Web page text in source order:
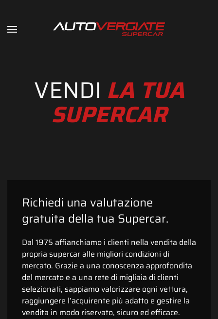
VENDI LA TUA
SUPERCAR
Richiedi una valutazione
gratuita della tua Supercar.
Dal 1975 affianchiamo i clienti nella vendita della
propria supercar alle migliori condizioni di
mercato. Grazie a una conoscenza approfondita
del mercato e a una rete di migliaia di clienti
selezionati, sappiamo valorizzare ogni vettura,
raggiungere l’acquirente più adatto e gestire la
vendita in modo riservato, sicuro ed efficace.